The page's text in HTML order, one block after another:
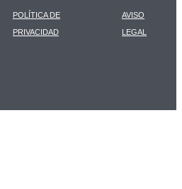
POLÍTICA DE
PRIVACIDAD
AVISO
LEGAL